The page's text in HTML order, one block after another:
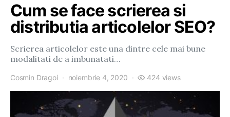
Cum se face scrierea si
distributia articolelor SEO?
Scrierea articolelor este una dintre cele mai bune
modalitati de a imbunatati…
Cosmin Dragoi noiembrie 4, 2020 424 views